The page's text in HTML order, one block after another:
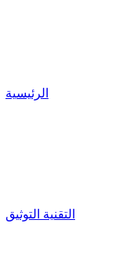
الرئيسية
التقنية التوثيق